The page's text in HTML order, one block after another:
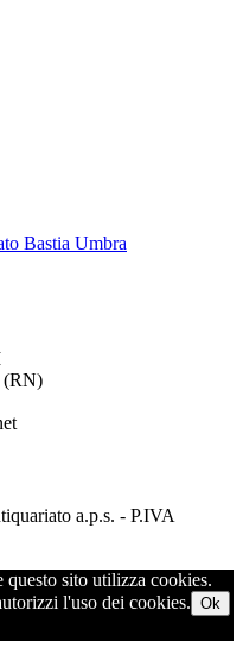
Bastia Umbra
(RN)
a.p.s. - P.IVA
sito utilizza cookies.
l'uso dei cookies. Ok